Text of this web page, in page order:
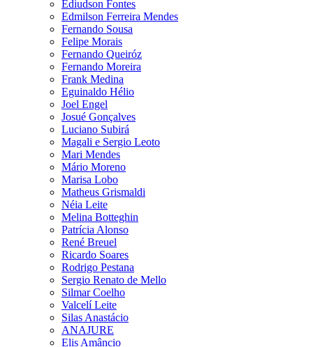
Ediudson Fontes
Edmilson Ferreira Mendes
Fernando Sousa
Felipe Morais
Fernando Queiróz
Fernando Moreira
Frank Medina
Eguinaldo Hélio
Joel Engel
Josué Gonçalves
Luciano Subirá
Magali e Sergio Leoto
Mari Mendes
Mário Moreno
Marisa Lobo
Matheus Grismaldi
Néia Leite
Melina Botteghin
Patrícia Alonso
René Breuel
Ricardo Soares
Rodrigo Pestana
Sergio Renato de Mello
Silmar Coelho
Valcelí Leite
Silas Anastácio
ANAJURE
Elis Amâncio